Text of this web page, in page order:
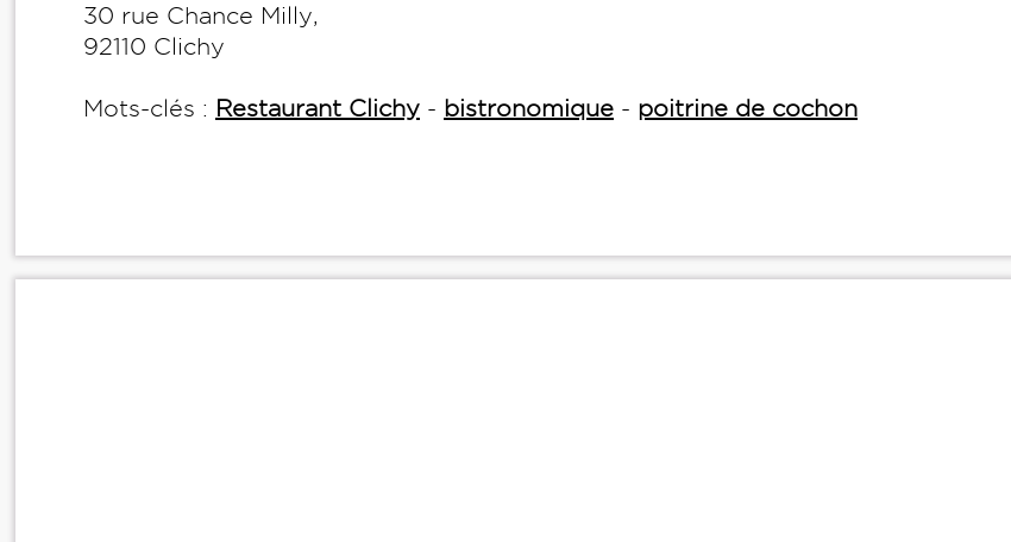
30 rue Chance Milly,
92110 Clichy
Mots-clés : Restaurant Clichy - bistronomique - poitrine de cochon